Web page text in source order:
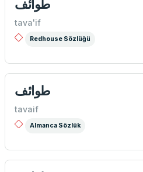
طوائف
tava'if
Redhouse Sözlüğü
طوائف
tavaif
Almanca Sözlük